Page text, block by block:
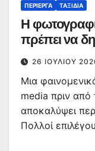
ΠΕΡΊΕΡΓΑ ΤΑΞΊΔΙΑ
Η
πρέπει να
26 ΙΟΥΛΊΟΥ
Μια
media πριν από
αποκαλύψει
Πολλοί